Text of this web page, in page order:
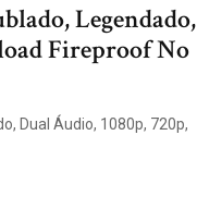
Legendado,
Fireproof No
Dual Áudio, 1080p, 720p,